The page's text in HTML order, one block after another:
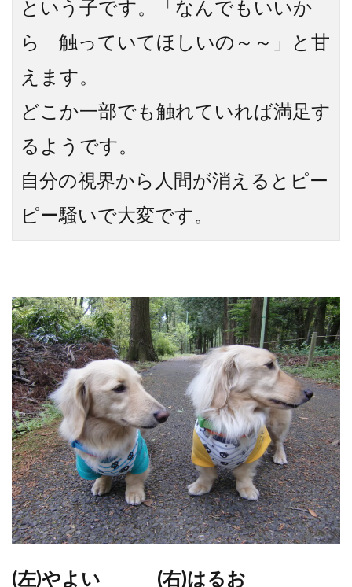
という子です。
「なんでもいいか
ら 触っていてほしいの～～」と甘
えます。
どこか一部でも触れていれば満足す
るようです。
自分の視界から人間が消えるとピー
ピー騒いで大変です。
(左)やよい (右)はるお